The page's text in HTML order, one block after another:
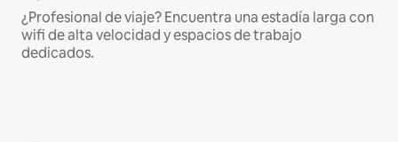
¿Profesional de viaje? Encuentra una estadía larga con
wifi de alta velocidad y espacios de trabajo
dedicados.